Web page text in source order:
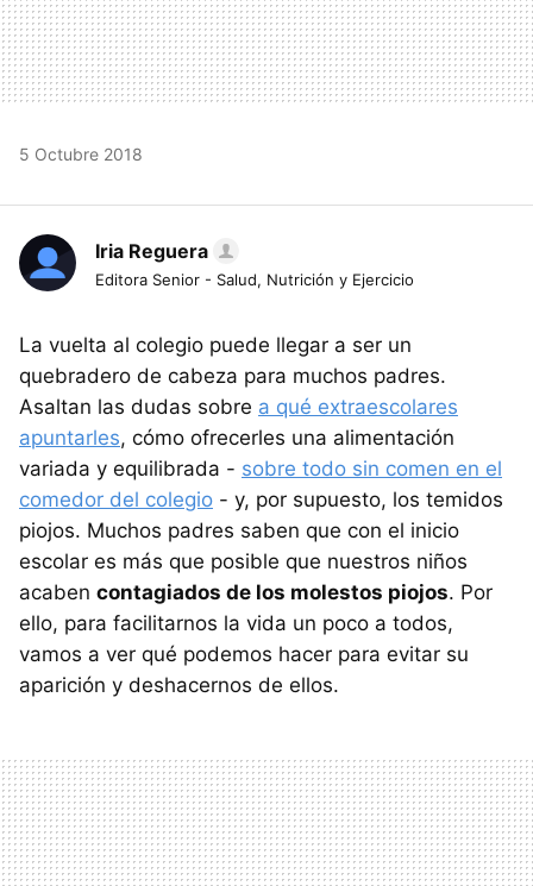
5 Octubre 2018
Iria Reguera
Editora Senior - Salud, Nutrición y Ejercicio
La vuelta al colegio puede llegar a ser un
quebradero de cabeza para muchos padres.
Asaltan las dudas sobre a qué extraescolares
apuntarles, cómo ofrecerles una alimentación
variada y equilibrada - sobre todo sin comen en el
comedor del colegio - y, por supuesto, los temidos
piojos. Muchos padres saben que con el inicio
escolar es más que posible que nuestros niños
acaben contagiados de los molestos piojos. Por
ello, para facilitarnos la vida un poco a todos,
vamos a ver qué podemos hacer para evitar su
aparición y deshacernos de ellos.